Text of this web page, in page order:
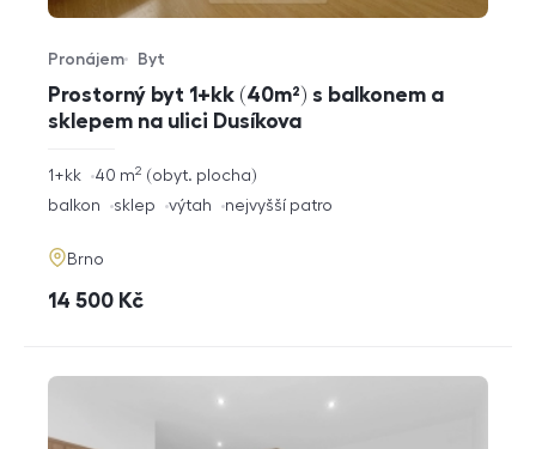
Prostorný byt 1+kk (40m²) s balkonem a
sklepem na ulici Dusíkova
Typ nabídky
Pronájem
Typ nemovitosti
Byt
rozměry
1+kk obyt. plocha
40 m2
funkce
balkon sklep výtah nejvyšší patro
adresa
Brno
cena
14 500 Kč